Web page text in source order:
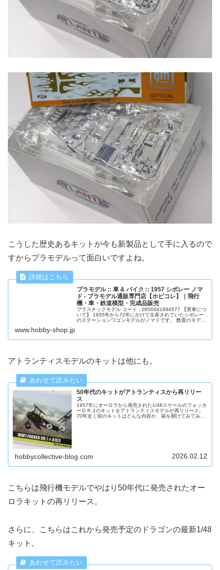
こうした歴史あるキットが今も新製品として手に入るので
すからプラモデルって面白いですよね。
プラモデル :: 車 & バイク :: 1957 シボレー ノマ
ド - プラモデル通販専門店【ホビコレ】｜飛行
機・車・鉄道模型・完成品販売
プラスチックモデル コード：0850041894577 【実車につ
いて】 1955年から72年にかけて生産されていたシボレー
のステーションワゴンモデルがノマドです。 数度のモデル
www.hobby-shop.jp
アトランティスモデルのキットは他にも。
50年代のキットがアトランティスから再リリー
ス
1957年にオーロラから発売された1/48スケールのフォッカ
ーＤＲ.1のキットをアトランティスモデルが再リリース。
70年近く前のキットはどんな内容か、箱を開けてみてみま
hobbycollective-blog.com 2026.02.12
こちらは飛行機モデルでやはり50年代に発売されたオー
ロラキットの再リリース。
さらに、こちらはこれから発売予定のドラゴンの最新1/48
キット。